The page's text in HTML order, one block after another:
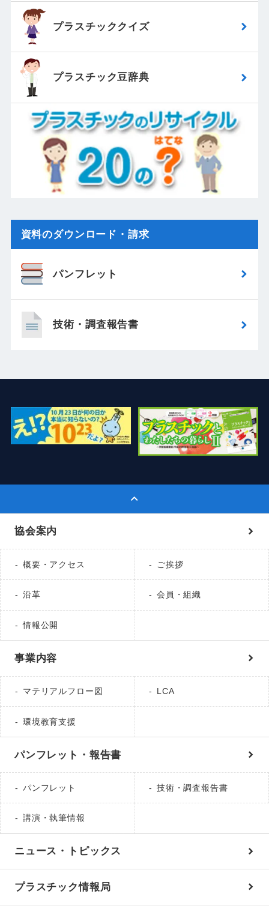
プラスチッククイズ
プラスチック豆辞典
資料のダウンロード・請求
パンフレット
技術・調査報告書
協会案内
概要・アクセス ご挨拶
沿革 会員・組織
情報公開
事業内容
マテリアルフロー図 LCA
環境教育支援
パンフレット・報告書
パンフレット 技術・調査報告書
講演・執筆情報
ニュース・トピックス
プラスチック情報局